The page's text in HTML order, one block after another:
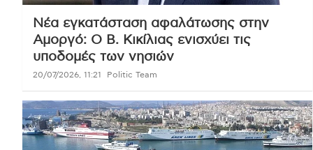
Νέα εγκατάσταση αφαλάτωσης στην
Αμοργό: Ο Β. Κικίλιας ενισχύει τις
υποδομές των νησιών
20/07/2026, 11:21 Politic Team